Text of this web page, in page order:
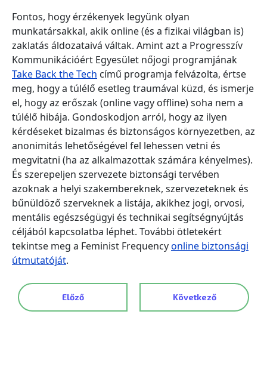
Fontos, hogy érzékenyek legyünk olyan
munkatársakkal, akik online (és a fizikai világban is)
zaklatás áldozataivá váltak. Amint azt a Progresszív
Kommunikációért Egyesület nőjogi programjának
Take Back the Tech című programja felvázolta, értse
meg, hogy a túlélő esetleg traumával küzd, és ismerje
el, hogy az erőszak (online vagy offline) soha nem a
túlélő hibája. Gondoskodjon arról, hogy az ilyen
kérdéseket bizalmas és biztonságos környezetben, az
anonimitás lehetőségével fel lehessen vetni és
megvitatni (ha az alkalmazottak számára kényelmes).
És szerepeljen szervezete biztonsági tervében
azoknak a helyi szakembereknek, szervezeteknek és
bűnüldöző szerveknek a listája, akikhez jogi, orvosi,
mentális egészségügyi és technikai segítségnyújtás
céljából kapcsolatba léphet. További ötletekért
tekintse meg a Feminist Frequencyonline biztonsági
útmutatóját.
Előző Következő